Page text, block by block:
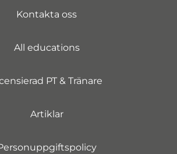
Kontakta oss
All educations
PT & Tränare
Artiklar